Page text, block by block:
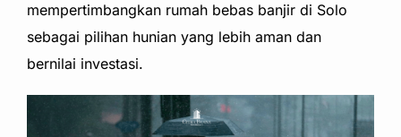
mempertimbangkan rumah bebas banjir di Solo
sebagai pilihan hunian yang lebih aman dan
bernilai investasi.